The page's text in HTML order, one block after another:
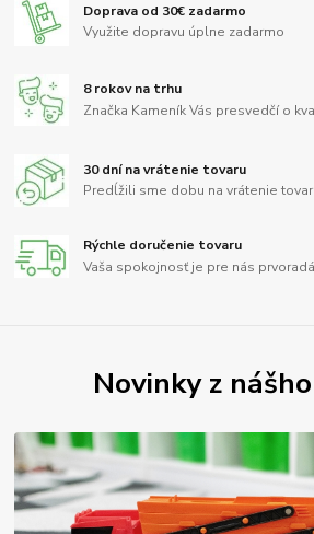
Doprava od 30€ zadarmo
Využite dopravu úplne zadarmo
8 rokov na trhu
Značka Kameník Vás presvedčí o
30 dní na vrátenie tovaru
Predĺžili sme dobu na vrátenie
Rýchle doručenie tovaru
Vaša spokojnosť je pre nás prvoradá
Novinky z